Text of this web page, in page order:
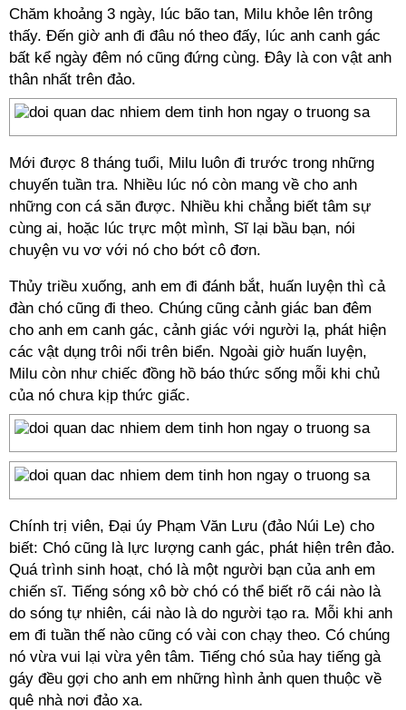
Chăm khoảng 3 ngày, lúc bão tan, Milu khỏe lên trông
thấy. Đến giờ anh đi đâu nó theo đấy, lúc anh canh gác
bất kể ngày đêm nó cũng đứng cùng. Đây là con vật anh
thân nhất trên đảo.
Mới được 8 tháng tuổi, Milu luôn đi trước trong những
chuyến tuần tra. Nhiều lúc nó còn mang về cho anh
những con cá săn được. Nhiều khi chẳng biết tâm sự
cùng ai, hoặc lúc trực một mình, Sĩ lại bầu bạn, nói
chuyện vu vơ với nó cho bớt cô đơn.
Thủy triều xuống, anh em đi đánh bắt, huấn luyện thì cả
đàn chó cũng đi theo. Chúng cũng cảnh giác ban đêm
cho anh em canh gác, cảnh giác với người lạ, phát hiện
các vật dụng trôi nổi trên biển. Ngoài giờ huấn luyện,
Milu còn như chiếc đồng hồ báo thức sống mỗi khi chủ
của nó chưa kịp thức giấc.
Chính trị viên, Đại úy Phạm Văn Lưu (đảo Núi Le) cho
biết: Chó cũng là lực lượng canh gác, phát hiện trên đảo.
Quá trình sinh hoạt, chó là một người bạn của anh em
chiến sĩ. Tiếng sóng xô bờ chó có thể biết rõ cái nào là
do sóng tự nhiên, cái nào là do người tạo ra. Mỗi khi anh
em đi tuần thế nào cũng có vài con chạy theo. Có chúng
nó vừa vui lại vừa yên tâm. Tiếng chó sủa hay tiếng gà
gáy đều gợi cho anh em những hình ảnh quen thuộc về
quê nhà nơi đảo xa.